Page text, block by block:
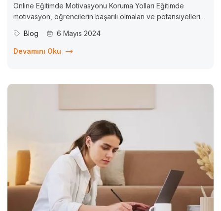
Online Eğitimde Motivasyonu Koruma Yolları Eğitimde
motivasyon, öğrencilerin başarılı olmaları ve potansiyellerini
Motive olmuş öğrenciler, daha iyi öğrenir, daha yüksek
başarılar elde eder ve daha fazla ilerleme kaydederler.
Blog 6 Mayıs 2024
Devamını Oku